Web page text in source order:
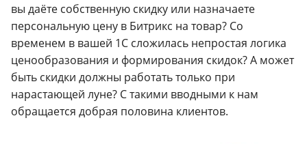
вы даёте собственную скидку или назначаете
персональную цену в Битрикс на товар? Со
временем в вашей 1С сложилась непростая логика
ценообразования и формирования скидок? А может
быть скидки должны работать только при
нарастающей луне? С такими вводными к нам
обращается добрая половина клиентов.